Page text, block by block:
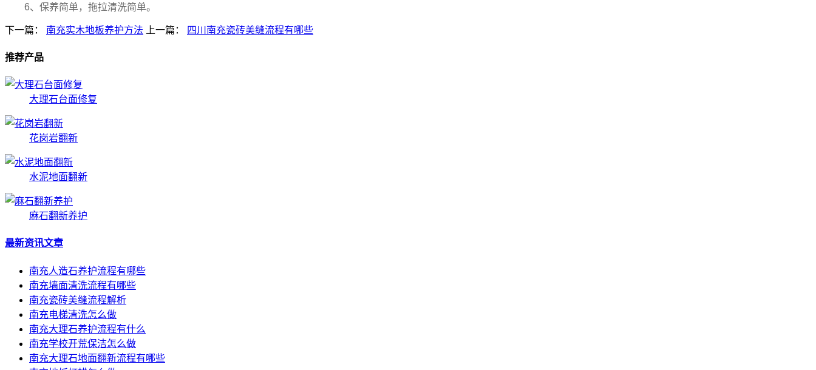
6、保养简单，拖拉清洗简单。
下一篇： 南充实木地板养护方法 上一篇： 四川南充瓷砖美缝流程有哪些
推荐产品
大理石台面修复
花岗岩翻新
水泥地面翻新
麻石翻新养护
最新资讯文章
南充人造石养护流程有哪些
南充墙面清洗流程有哪些
南充瓷砖美缝流程解析
南充电梯清洗怎么做
南充大理石养护流程有什么
南充学校开荒保洁怎么做
南充大理石地面翻新流程有哪些